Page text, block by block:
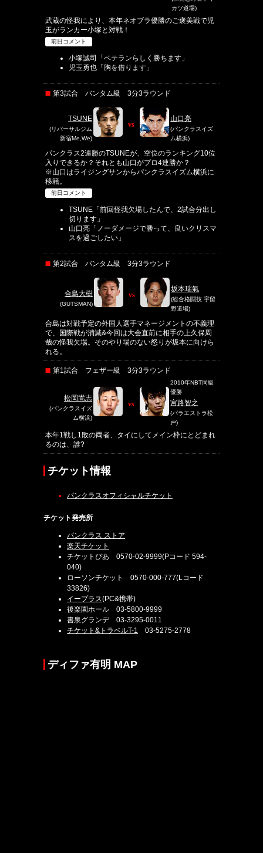
カツ道場)
武蔵の怪我により、本年ネオブラ優勝のご褒美戦で児
玉がランカー小塚と対戦！
前日コメント
小塚誠司「ベテランらしく勝ちます」
児玉勇也「胸を借ります」
第3試合 バンタム級 3分3ラウンド
TSUNE
(リバーサルジム
新宿Me,We)
vs
山口亮
(パンクラスイズ
ム横浜)
パンクラス2連勝のTSUNEが、空位のランキング10位
入りできるか？それとも山口がプロ4連勝か？
※山口はライジングサンからパンクラスイズム横浜に
移籍。
前日コメント
TSUNE「前回怪我欠場したんで、2試合分出し
切ります」
山口亮「ノーダメージで勝って、良いクリスマ
スを過ごしたい」
第2試合 バンタム級 3分3ラウンド
合島大樹
(GUTSMAN)
vs
坂本瑞氣
(総合格闘技 宇留
野道場)
合島は対戦予定の外国人選手マネージメントの不義理
で、国際戦が消滅&今回は大会直前に相手の上久保周
哉の怪我欠場。そのやり場のない怒りが坂本に向けら
れる。
第1試合 フェザー級 3分3ラウンド
松岡嵩志
(パンクラスイズ
ム横浜)
vs
2010年NBT同級
優勝
宮路智之
(パラエストラ松
戸)
本年1戦し1敗の両者、タイにしてメイン枠にとどまれ
るのは、誰?
チケット情報
パンクラスオフィシャルチケット
チケット発売所
パンクラス ストア
楽天チケット
チケットぴあ 0570-02-9999(Pコード 594-
040)
ローソンチケット 0570-000-777(Lコード
33826)
イープラス(PC&携帯)
後楽園ホール 03-5800-9999
書泉グランデ 03-3295-0011
チケット&トラベルT-1
03-5275-2778
ディファ有明 MAP